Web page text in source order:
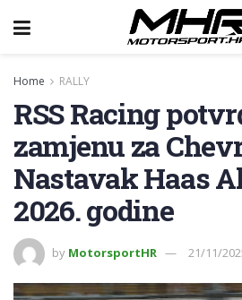
Home RALLY
RSS Racing
zamjenu za
Nastavak Haas
2026. godine
by MotorsportHR 21/11/